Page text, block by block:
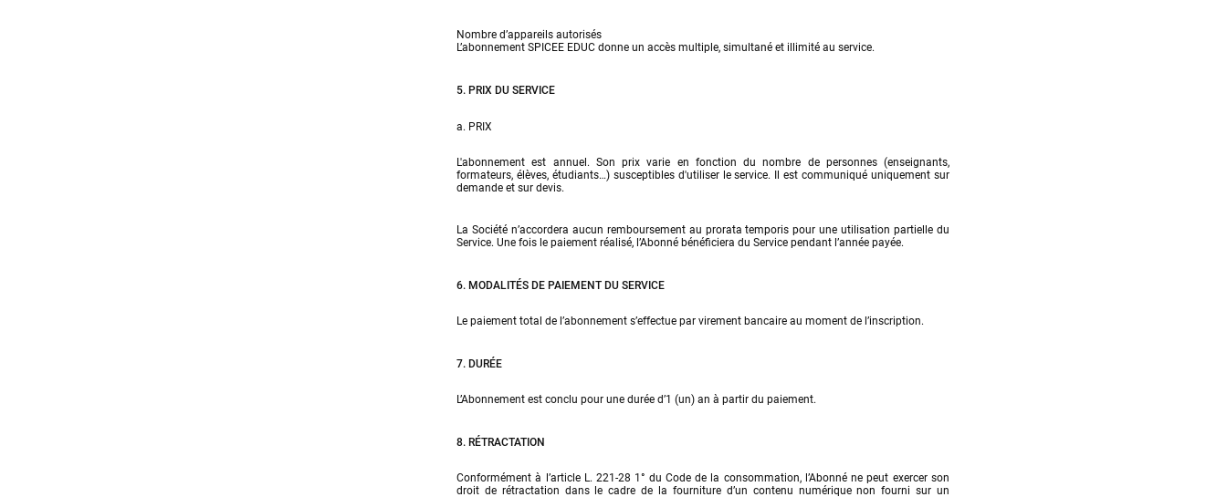
Nombre d’appareils autorisés
L’abonnement SPICEE EDUC donne un accès multiple, simultané et illimité au service.
5. PRIX DU SERVICE
a. PRIX
L'abonnement est annuel. Son prix varie en fonction du nombre de personnes (enseignants,
formateurs, élèves, étudiants…) susceptibles d'utiliser le service. Il est communiqué uniquement sur
demande et sur devis.
La Société n’accordera aucun remboursement au prorata temporis pour une utilisation partielle du
Service. Une fois le paiement réalisé, l’Abonné bénéficiera du Service pendant l’année payée.
6. MODALITÉS DE PAIEMENT DU SERVICE
Le paiement total de l’abonnement s’effectue par virement bancaire au moment de l’inscription.
7. DURÉE
L’Abonnement est conclu pour une durée d’1 (un) an à partir du paiement.
8. RÉTRACTATION
Conformément à l’article L. 221-28 1° du Code de la consommation, l’Abonné ne peut exercer son
droit de rétractation dans le cadre de la fourniture d’un contenu numérique non fourni sur un